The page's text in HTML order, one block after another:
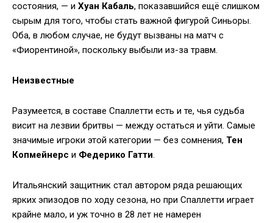
состояния, — и Хуан Кабаль, показавшийся ещё слишком
сырым для того, чтобы стать важной фигурой Синьоры.
Оба, в любом случае, не будут вызваны на матч с
«Фиорентиной», поскольку выбыли из-за травм.
Неизвестные
Разумеется, в составе Спаллетти есть и те, чья судьба
висит на лезвии бритвы — между остаться и уйти. Самые
значимые игроки этой категории — без сомнения, Тен
Копмейнерс и Федерико Гатти.
Итальянский защитник стал автором ряда решающих
ярких эпизодов по ходу сезона, но при Спаллетти играет
крайне мало, и уж точно в 28 лет не намерен